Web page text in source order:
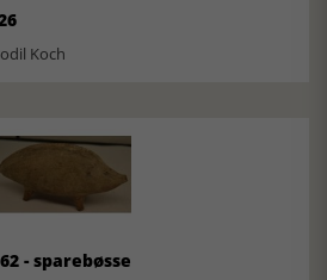
Koch
- sparebøsse